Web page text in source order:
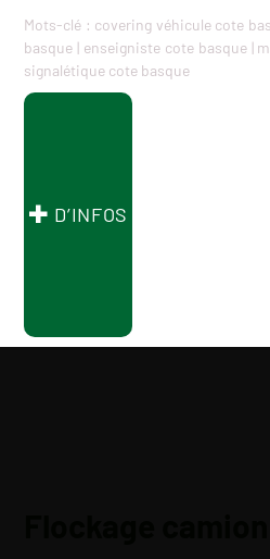
Mots-clé : covering véhicule cote
basque | enseigniste cote basque|
signalétique cote basque
D’INFOS